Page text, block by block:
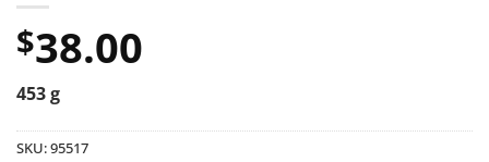
$38.00
453 g
SKU:95517